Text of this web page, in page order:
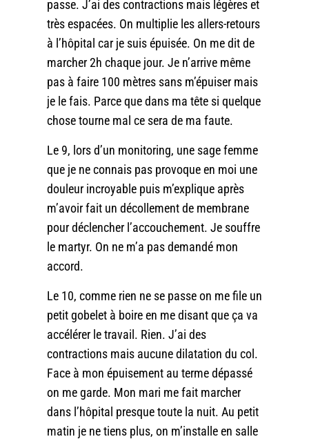
passe. J’ai des contractions mais légères et
très espacées. On multiplie les allers-retours
à l’hôpital car je suis épuisée. On me dit de
marcher 2h chaque jour. Je n’arrive même
pas à faire 100 mètres sans m’épuiser mais
je le fais. Parce que dans ma tête si quelque
chose tourne mal ce sera de ma faute.
Le 9, lors d’un monitoring, une sage femme
que je ne connais pas provoque en moi une
douleur incroyable puis m’explique après
m’avoir fait un décollement de membrane
pour déclencher l’accouchement. Je souffre
le martyr. On ne m’a pas demandé mon
accord.
Le 10, comme rien ne se passe on me file un
petit gobelet à boire en me disant que ça va
accélérer le travail. Rien. J’ai des
contractions mais aucune dilatation du col.
Face à mon épuisement au terme dépassé
on me garde. Mon mari me fait marcher
dans l’hôpital presque toute la nuit. Au petit
matin je ne tiens plus, on m’installe en salle